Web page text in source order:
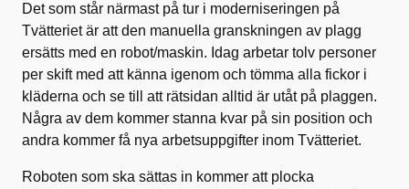
Det som står närmast på tur i moderniseringen på
Tvätteriet är att den manuella granskningen av plagg
ersätts med en robot/maskin. Idag arbetar tolv personer
per skift med att känna igenom och tömma alla fickor i
kläderna och se till att rätsidan alltid är utåt på plaggen.
Några av dem kommer stanna kvar på sin position och
andra kommer få nya arbetsuppgifter inom Tvätteriet.
Roboten som ska sättas in kommer att plocka